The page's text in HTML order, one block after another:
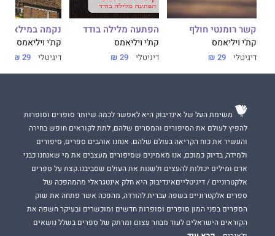
קשר רומנטי חולף
קת'י ויליאמס
דיגיטלי 29 ₪
הפתעה מלילה בודד
קת'י ויליאמס
דיגיטלי 29 ₪
נקמה במילאנו
קת'י ויליאמס
דיגיטלי 29 ₪
משימת העל של אינדיבוק היא לאפשר לכמה שיותר סופרים וסופרות
להפיץ לעולם את הסיפורים והמסרים שלהם, לתת לקוראים חופש בחירה
והעשיר את כוח הקריאה בעולם שלהם. אנחנו אוהבים ספרים, סיפורים
ולמידה, בדיוק כמוכם, אנו מאמינים שסיפורים מעצבים את מי שאנחנו כבני
אדם ומילים יכולות להעצים ולשנות את העולם שסביבנו.קצת על ספרים
אלקטרוניים / דיגיטלייםאינדיבוק היא חלק אינטגראלי מהמהפכה של
ספרים אלקטרוניים בשפה עברית להורדה, מהפכה אשר פתחה את שוק
הספרים בפני המון סופרים וסופרות חדשים ומוכשרים ובעיקר חשפה את
הקוראים הישראלים לעוד מבחר עצום ומרתק של ספרים בשלל נושאים